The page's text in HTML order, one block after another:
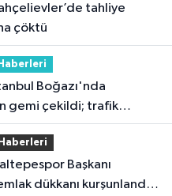
çöktü
gemi çekildi; trafik
emlak dükkanı kurşunlandı: